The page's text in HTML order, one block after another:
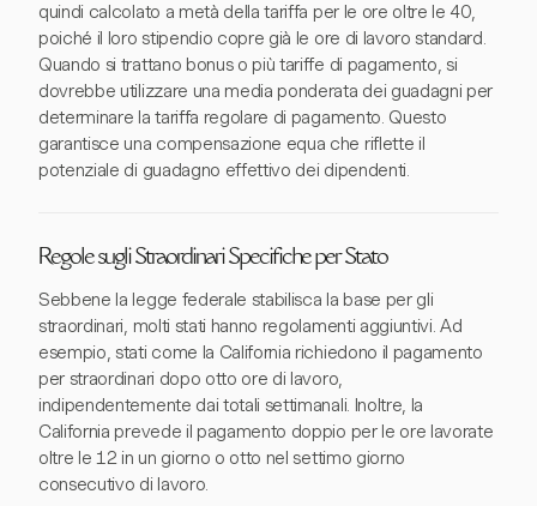
quindi calcolato a metà della tariffa per le ore oltre le 40,
poiché il loro stipendio copre già le ore di lavoro standard.
Quando si trattano bonus o più tariffe di pagamento, si
dovrebbe utilizzare una media ponderata dei guadagni per
determinare la tariffa regolare di pagamento. Questo
garantisce una compensazione equa che riflette il
potenziale di guadagno effettivo dei dipendenti.
Regole sugli Straordinari Specifiche per Stato
Sebbene la legge federale stabilisca la base per gli
straordinari, molti stati hanno regolamenti aggiuntivi. Ad
esempio, stati come la California richiedono il pagamento
per straordinari dopo otto ore di lavoro,
indipendentemente dai totali settimanali. Inoltre, la
California prevede il pagamento doppio per le ore lavorate
oltre le 12 in un giorno o otto nel settimo giorno
consecutivo di lavoro.